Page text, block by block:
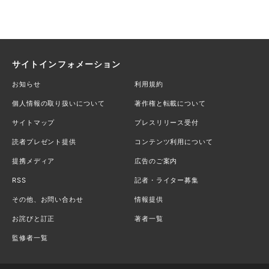
サイトインフォメーション
お知らせ 利用規約
個人情報の取り扱いについて 著作権と転載について
サイトマップ プレスリリース受付
読者プレゼント提供 コンテンツ利用について
提携メディア 広告のご案内
RSS 記者・ライター募集
その他、お問い合わせ 情報提供
お詫びと訂正 著者一覧
監修者一覧